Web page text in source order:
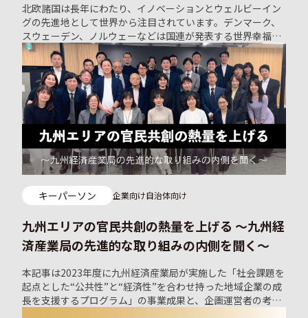
北欧諸国は長年にわたり、イノベーションとウェルビーイン
グの先進地として世界から注目されています。デンマーク、
スウェーデン、ノルウェーなどは国連が発表する世界幸福度
ランキングで常に上位に位置しており、社会全体の幸福を重
視した政策が特徴です。これらの国々では、生活の質を向上
させるためのテクノロジーの活用や、政治に対し、市民参加
を促す取り組みが積極的に行われています。 本稿では、そん
な北欧に組み込まれた「イノベーションとウェルビーイング
が生まれやすい社会システム」を、北欧研究所主宰、ロスキ
レ大学准教授の安岡美佳氏の基調講演（※）から紐解き、日
本でのアレンジと実装の可能性について探ります。 （※）北
欧のイノベーションとウェルビーイングに学ぶクローズドの
コミュニティ「D.GARAGE in JAPAN」が2024年4月に開催し
たキックオフイベントでの講演
キーパーソン 企業向け自治体向け
九州エリアの官民共創の熱量を上げる ～九州経
済産業局の先進的な取り組みの内側を聞く～
本記事は2023年度に九州経済産業局が実施した「社会課題を
起点とした“公共性”と“経済性”を合わせ持った地域企業の成
長を支援するプログラム」の事業成果と、企画運営者の考え